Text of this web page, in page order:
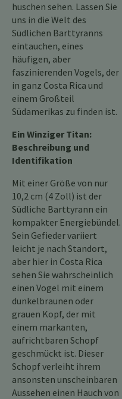
huschen sehen. Lassen Sie
uns in die Welt des
Südlichen Barttyranns
eintauchen, eines
häufigen, aber
faszinierenden Vogels, der
in ganz Costa Rica und
einem Großteil
Südamerikas zu finden ist.
Ein Winziger Titan:
Beschreibung und
Identifikation
Mit einer Größe von nur
10,2 cm (4 Zoll) ist der
Südliche Barttyrann ein
kompakter Energiebündel.
Sein Gefieder variiert
leicht je nach Standort,
aber hier in Costa Rica
sehen Sie wahrscheinlich
einen Vogel mit einem
dunkelbraunen oder
grauen Kopf, der mit
einem markanten,
aufrichtbaren Schopf
geschmückt ist. Dieser
Schopf verleiht ihrem
ansonsten unscheinbaren
Aussehen einen Hauch von